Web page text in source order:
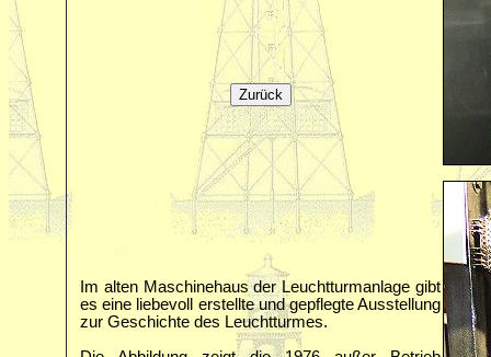
Im alten Maschinehaus der Leuchtturmanlage gibt
es eine liebevoll erstellte und gepflegte Ausstellung
zur Geschichte des Leuchtturmes.